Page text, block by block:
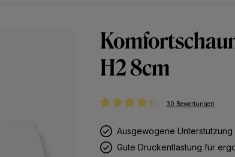
30 Bewertungen
H2 8cm
Ausgewogene Unterstützung
Gute Druckentlastung für